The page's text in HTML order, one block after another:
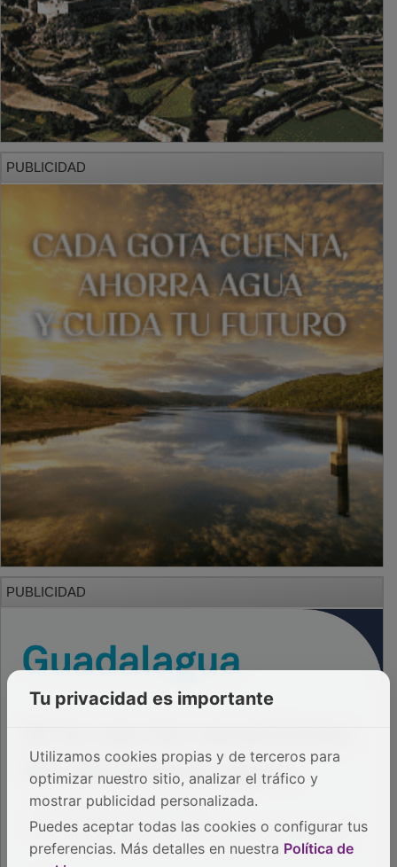
Tu privacidad es importante
Utilizamos cookies propias y de terceros para
optimizar nuestro sitio, analizar el tráfico y
mostrar publicidad personalizada.
Puedes aceptar todas las cookies o configurar tus
preferencias. Más detalles en nuestra Política de